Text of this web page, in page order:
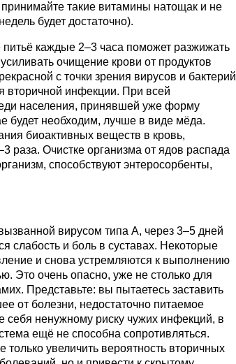
такие витамины натощак и не
будет достаточно).
каждые 2–3 часа поможет разжижать
очищение крови от продуктов
с точки зрения вирусов и бактерий
вторичной инфекции. При всей
населения, принявшей уже форму
будет необходим, лучше в виде мёда.
биоактивных веществ в кровь,
раза. Очистке организма от ядов распада
способствуют энтеросорбенты,
вирусом типа А, через 3–5 дней
слабость и боль в суставах. Некоторые
и снова устремляются к выполнению
Это очень опасно, уже не столько для
Представьте: вы пытаетесь заставить
от болезни, недостаточно питаемое
себя ненужному риску чужих инфекций, в
ещё не способна сопротивляться.
увеличить вероятность вторичных